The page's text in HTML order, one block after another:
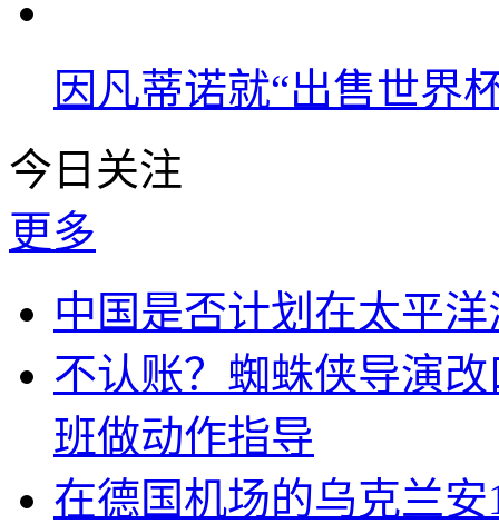
因凡蒂诺就“出售世界
今日关注
更多
中国是否计划在太平
不认账？蜘蛛侠导演
班做动作指导
在德国机场的乌克兰